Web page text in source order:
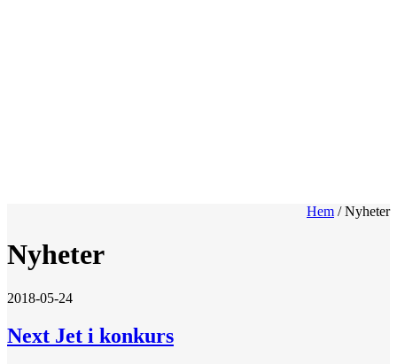
Hem /Nyheter
Nyheter
2018-05-24
Next Jet i konkurs